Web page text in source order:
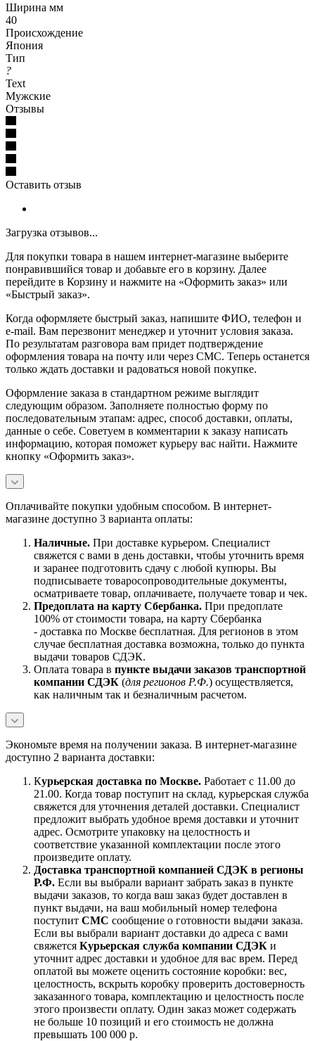
Ширина мм
40
Происхождение
Япония
Тип
?
Text
Мужские
Отзывы
Оставить отзыв
Загрузка отзывов...
Для покупки товара в нашем интернет-магазине выберите
понравившийся товар и добавьте его в корзину. Далее
перейдите в Корзину и нажмите на «Оформить заказ» или
«Быстрый заказ».
Когда оформляете быстрый заказ, напишите ФИО, телефон и
e-mail. Вам перезвонит менеджер и уточнит условия заказа.
По результатам разговора вам придет подтверждение
оформления товара на почту или через СМС. Теперь останется
только ждать доставки и радоваться новой покупке.
Оформление заказа в стандартном режиме выглядит
следующим образом. Заполняете полностью форму по
последовательным этапам: адрес, способ доставки, оплаты,
данные о себе. Советуем в комментарии к заказу написать
информацию, которая поможет курьеру вас найти. Нажмите
кнопку «Оформить заказ».
Оплачивайте покупки удобным способом. В интернет-
магазине доступно 3 варианта оплаты:
Наличные. При доставке курьером. Специалист
свяжется с вами в день доставки, чтобы уточнить время
и заранее подготовить сдачу с любой купюры. Вы
подписываете товаросопроводительные документы,
осматриваете товар, оплачиваете, получаете товар и чек.
Предоплата на карту Сбербанка. При предоплате
100% от стоимости товара, на карту Сбербанка
- доставка по Москве бесплатная. Для регионов в этом
случае бесплатная доставка возможна, только до пункта
выдачи товаров СДЭК.
Оплата товара в пункте выдачи заказов транспортной
компании СДЭК (для регионов Р.Ф.) осуществляется,
как наличным так и безналичным расчетом.
Экономьте время на получении заказа. В интернет-магазине
доступно 2 варианта доставки:
Курьерская доставка по Москве. Работает с 11.00 до
21.00. Когда товар поступит на склад, курьерская служба
свяжется для уточнения деталей доставки. Специалист
предложит выбрать удобное время доставки и уточнит
адрес. Осмотрите упаковку на целостность и
соответствие указанной комплектации после этого
произведите оплату.
Доставка транспортной компанией СДЭК в регионы
Р.Ф. Если вы выбрали вариант забрать заказ в пункте
выдачи заказов, то когда ваш заказ будет доставлен в
пункт выдачи, на ваш мобильный номер телефона
поступит СМС сообщение о готовности выдачи заказа.
Если вы выбрали вариант доставки до адреса с вами
свяжется Курьерская служба компании СДЭК и
уточнит адрес доставки и удобное для вас врем. Перед
оплатой вы можете оценить состояние коробки: вес,
целостность, вскрыть коробку проверить достоверность
заказанного товара, комплектацию и целостность после
этого произвести оплату. Один заказ может содержать
не больше 10 позиций и его стоимость не должна
превышать 100 000 р.